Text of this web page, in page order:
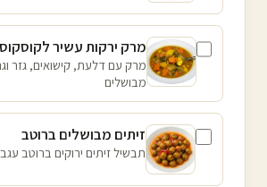
מרק ירקות עשיר לקוסקוס
מרק עם דלעת, קישואים, גזר
מבושלים
זיתים מבושלים ברוטב
תבשיל זיתים ירוקים ברוטב